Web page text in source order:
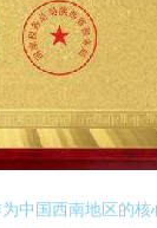
国西南地区的